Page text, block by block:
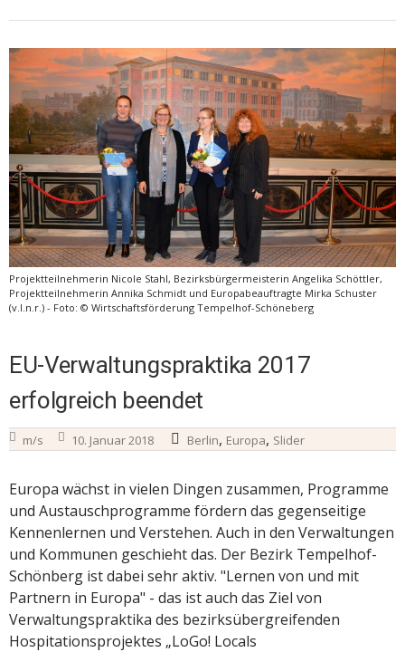
Projektteilnehmerin Nicole Stahl, Bezirksbürgermeisterin Angelika Schöttler,
Projektteilnehmerin Annika Schmidt und Europabeauftragte Mirka Schuster
(v.l.n.r.) - Foto: © Wirtschaftsförderung Tempelhof-Schöneberg
EU-Verwaltungspraktika 2017
erfolgreich beendet
m/s 10. Januar 2018 Berlin, Europa, Slider
Europa wächst in vielen Dingen zusammen, Programme
und Austauschprogramme fördern das gegenseitige
Kennenlernen und Verstehen. Auch in den Verwaltungen
und Kommunen geschieht das. Der Bezirk Tempelhof-
Schönberg ist dabei sehr aktiv. "Lernen von und mit
Partnern in Europa" - das ist auch das Ziel von
Verwaltungspraktika des bezirksübergreifenden
Hospitationsprojektes „LoGo! Locals